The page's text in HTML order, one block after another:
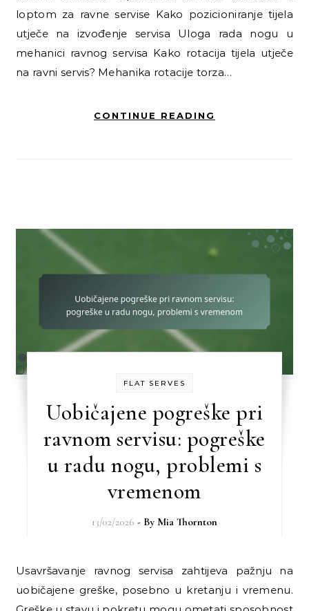
loptom za ravne servise Kako pozicioniranje tijela
utječe na izvođenje servisa Uloga rada nogu u
mehanici ravnog servisa Kako rotacija tijela utječe
na ravni servis? Mehanika rotacije torza…
CONTINUE READING
FLAT SERVES
Uobičajene pogreške pri
ravnom servisu: pogreške
u radu nogu, problemi s
vremenom
13/02/2026 - By Mia Thornton
Usavršavanje ravnog servisa zahtijeva pažnju na
uobičajene greške, posebno u kretanju i vremenu.